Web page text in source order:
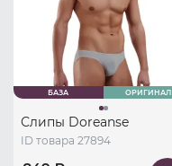
БАЗА ОРИГИНАЛ
Слипы Doreanse
ID товара 27894